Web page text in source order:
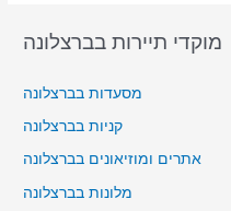
מוקדי תיירות בברצלונה
מסעדות בברצלונה
קניות בברצלונה
אתרים ומוזיאונים בברצלונה
מלונות בברצלונה